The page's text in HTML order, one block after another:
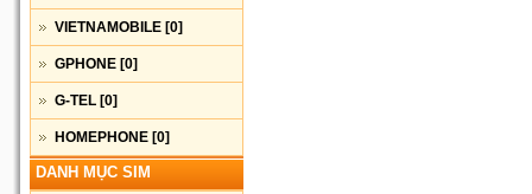
VIETNAMOBILE [0]
GPHONE [0]
G-TEL [0]
HOMEPHONE [0]
DANH MỤC SIM